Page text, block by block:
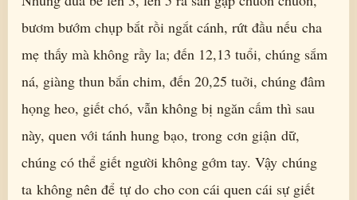
bươm bướm chụp bắt rồi ngắt cánh, rứt đầu nếu cha
mẹ thấy mà không rầy la; đến 12,13 tuổi, chúng sắm
ná, giàng thun bắn chim, đến 20,25 tuởi, chúng đâm
họng heo, giết chó, vẫn không bị ngăn cấm thì sau
này, quen với tánh hung bạo, trong cơn giận dữ,
chúng có thể giết người không gớm tay. Vậy chúng
ta không nên để tự do cho con cái quen cái sự giết